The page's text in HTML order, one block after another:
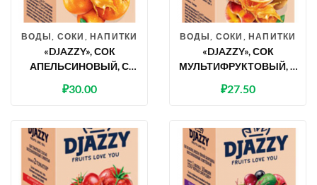
ВОДЫ, СОКИ, НАПИТКИ
«DJAZZY», СОК
АПЕЛЬСИНОВЫЙ, С
₽30.00
ВОДЫ, СОКИ, НАПИТКИ
«DJAZZY», СОК
МУЛЬТИФРУКТОВЫЙ, С
₽27.50